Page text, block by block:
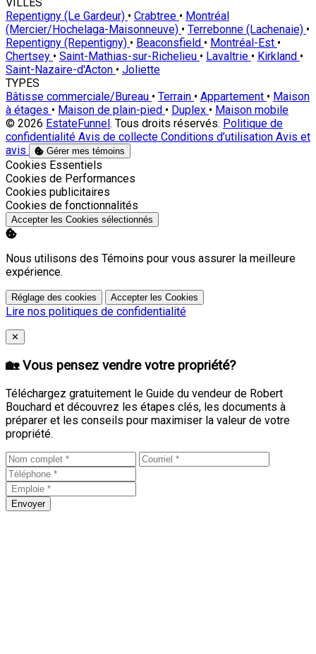
VILLES
Repentigny (Le Gardeur) • Crabtree • Montréal
(Mercier/Hochelaga-Maisonneuve) • Terrebonne (Lachenaie) •
Repentigny (Repentigny) • Beaconsfield • Montréal-Est •
Chertsey • Saint-Mathias-sur-Richelieu • Lavaltrie • Kirkland •
Saint-Nazaire-d'Acton • Joliette
TYPES
Bâtisse commerciale/Bureau • Terrain • Appartement • Maison
à étages • Maison de plain-pied • Duplex • Maison mobile
© 2026 EstateFunnel . Tous droits réservés. Politique de
confidentialité Avis de collecte Conditions d’utilisation Avis et
avis
Gérer mes témoins
Activer
Cookies Essentiels
Activer
Cookies de Performances
Activer
Cookies publicitaires
Activer
Cookies de fonctionnalités
Accepter les Cookies sélectionnés
Nous utilisons des Témoins pour vous assurer la meilleure
expérience.
Réglage des cookies Accepter les Cookies
Lire nos politiques de confidentialité
Close
✕
🏡 Vous pensez vendre votre propriété?
Téléchargez gratuitement le Guide du vendeur de Robert
Bouchard et découvrez les étapes clés, les documents à
préparer et les conseils pour maximiser la valeur de votre
propriété.
Envoyer